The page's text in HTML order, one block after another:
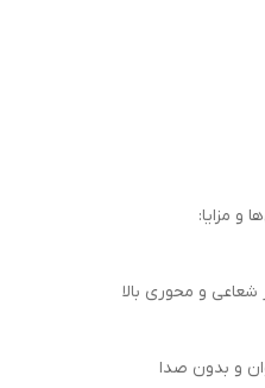
و مزایا:
شعاعی و محوری بالا
و بدون صدا